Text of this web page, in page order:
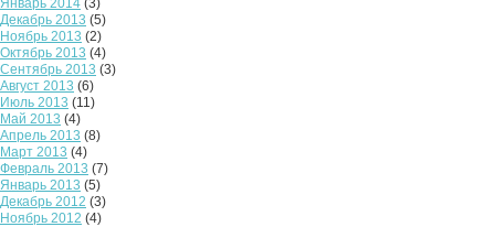
Декабрь 2013 (5)
Ноябрь 2013 (2)
Октябрь 2013 (4)
Сентябрь 2013 (3)
Август 2013 (6)
Июль 2013 (11)
Май 2013 (4)
Апрель 2013 (8)
Март 2013 (4)
Февраль 2013 (7)
Январь 2013 (5)
Декабрь 2012 (3)
Ноябрь 2012 (4)